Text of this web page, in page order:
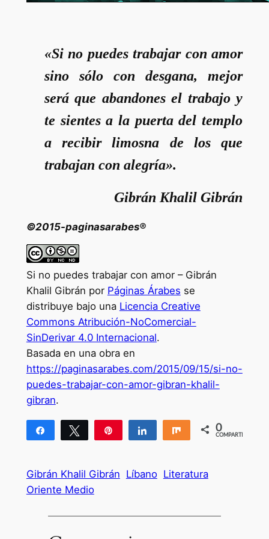
«Si no puedes trabajar con amor
sino sólo con desgana, mejor
será que abandones el trabajo y
te sientes a la puerta del templo
a recibir limosna de los que
trabajan con alegría».
Gibrán Khalil Gibrán
©2015-paginasarabes®
Si no puedes trabajar con amor – Gibrán
Khalil Gibrán por Páginas Árabes se
distribuye bajo una Licencia Creative
Commons Atribución-NoComercial-
SinDerivar 4.0 Internacional.
Basada en una obra en
https://paginasarabes.com/2015/09/15/si-no-
puedes-trabajar-con-amor-gibran-khalil-
gibran.
Compartir Twittear Compartir Compartir
0
COMPARTIR
Gibrán Khalil Gibrán Líbano Literatura
Oriente Medio